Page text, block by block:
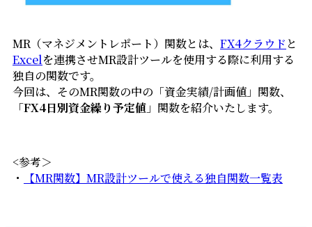
MR（マネジメントレポート）関数とは、 FX4クラウド と
Excelを連携させMR設計ツールを使用する際に利用する
独自の関数です。
今回は、そのMR関数の中の「資金実績/計画値」関数、
「FX4日別資金繰り予定値 」関数を紹介いたします。
<参考＞
・
【MR関数】MR設計ツールで使える独自関数一覧表